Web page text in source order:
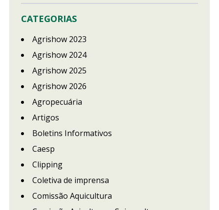
CATEGORIAS
Agrishow 2023
Agrishow 2024
Agrishow 2025
Agrishow 2026
Agropecuária
Artigos
Boletins Informativos
Caesp
Clipping
Coletiva de imprensa
Comissão Aquicultura